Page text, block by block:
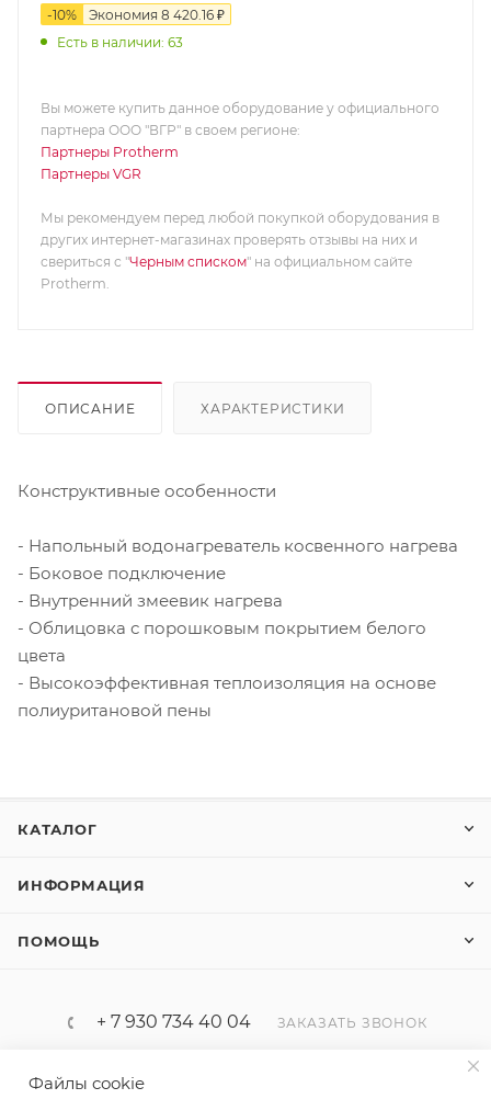
-10% Экономия 8 420.16 ₽
Есть в наличии: 63
Вы можете купить данное оборудование у официального
партнера ООО "ВГР" в своем регионе:
Партнеры Protherm
Партнеры VGR
Мы рекомендуем перед любой покупкой оборудования в
других интернет-магазинах проверять отзывы на них и
свериться с "Черным списком" на официальном сайте
Protherm.
ОПИСАНИЕ ХАРАКТЕРИСТИКИ
Конструктивные особенности
- Напольный водонагреватель косвенного нагрева
- Боковое подключение
- Внутренний змеевик нагрева
- Облицовка с порошковым покрытием белого
цвета
- Высокоэффективная теплоизоляция на основе
полиуритановой пены
КАТАЛОГ
ИНФОРМАЦИЯ
ПОМОЩЬ
+ 7 930 734 40 04 ЗАКАЗАТЬ ЗВОНОК
Файлы cookie